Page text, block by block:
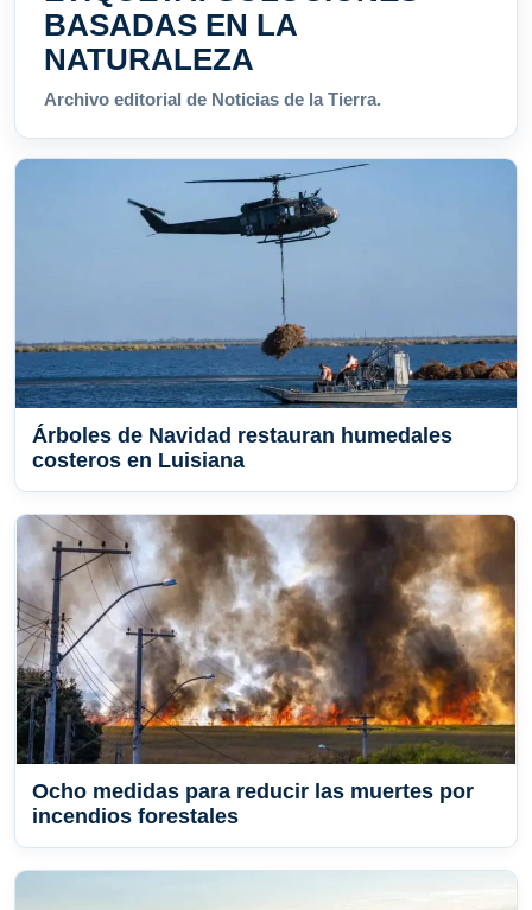
BASADAS EN LA
NATURALEZA
Archivo editorial de Noticias de la Tierra.
Árboles de Navidad restauran humedales
costeros en Luisiana
Ocho medidas para reducir las muertes por
incendios forestales